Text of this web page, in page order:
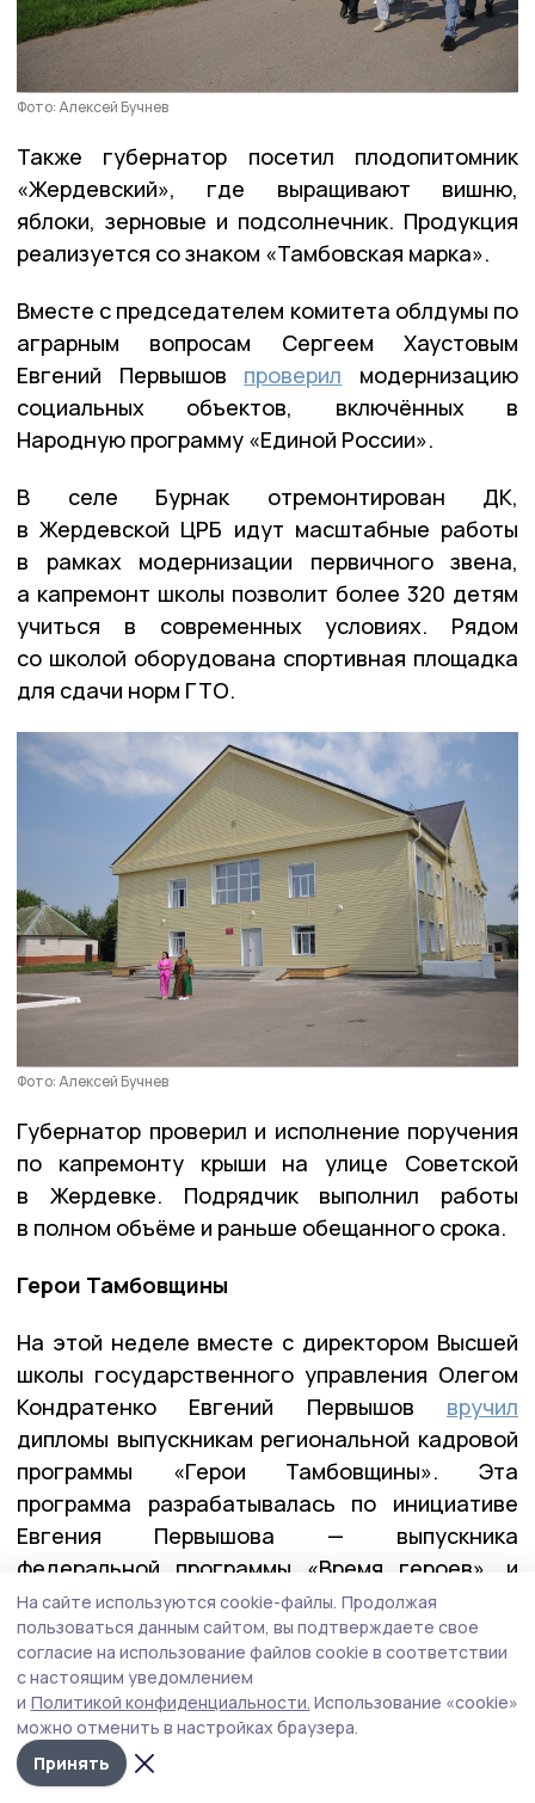
Фото: Алексей Бучнев
Также губернатор посетил плодопитомник
«Жердевский», где выращивают вишню,
яблоки, зерновые и подсолнечник. Продукция
реализуется со знаком «Тамбовская марка».
Вместе с председателем комитета облдумы по
аграрным вопросам Сергеем Хаустовым
Евгений Первышов проверил модернизацию
социальных объектов, включённых в
Народную программу «Единой России».
В селе Бурнак отремонтирован ДК,
в Жердевской ЦРБ идут масштабные работы
в рамках модернизации первичного звена,
а капремонт школы позволит более 320 детям
учиться в современных условиях. Рядом
со школой оборудована спортивная площадка
для сдачи норм ГТО.
Фото: Алексей Бучнев
Губернатор проверил и исполнение поручения
по капремонту крыши на улице Советской
в Жердевке. Подрядчик выполнил работы
в полном объёме и раньше обещанного срока.
Герои Тамбовщины
На этой неделе вместе с директором Высшей
школы государственного управления Олегом
Кондратенко Евгений Первышов вручил
дипломы выпускникам региональной кадровой
программы «Герои Тамбовщины». Эта
программа разрабатывалась по инициативе
Евгения Первышова — выпускника
федеральной программы «Время героев», и
реализовывалась вместе с его коллегами по
программе — Алексеем Кондратьевым и
Константином Кутейниковым. Заявку в
программу подали почти 400 участников и
ветеранов СВО. После всех вступительных
испытаний участниками первого потока стали
27 ребят.
На сайте используются cookie-файлы. Продолжая
пользоваться данным сайтом, вы подтверждаете свое
согласие на использование файлов cookie в соответствии
с настоящим уведомлением
и Политикой конфиденциальности. Использование «cookie»
можно отменить в настройках браузера.
Принять